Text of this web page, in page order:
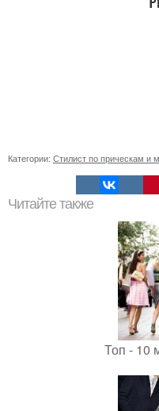
Категории: Стилист по прическам и
Читайте также
Топ - 10